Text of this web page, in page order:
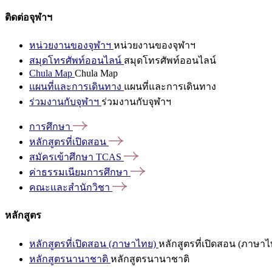
ติดต่อจุฬาฯ
หน่วยงานของจุฬาฯ หน่วยงานของจุฬาฯ
สมุดโทรศัพท์ออนไลน์ สมุดโทรศัพท์ออนไลน์
Chula Map Chula Map
แผนที่และการเดินทาง แผนที่และการเดินทาง
ร่วมงานกับจุฬาฯ ร่วมงานกับจุฬาฯ
การศึกษา
หลักสูตรที่เปิดสอน
สมัครเข้าศึกษา TCAS
ค่าธรรมเนียมการศึกษา
คณะและสำนักวิชา
หลักสูตร
หลักสูตรที่เปิดสอน (ภาษาไทย) หลักสูตรที่เปิดสอน (ภาษาไ
หลักสูตรนานาชาติ หลักสูตรนานาชาติ